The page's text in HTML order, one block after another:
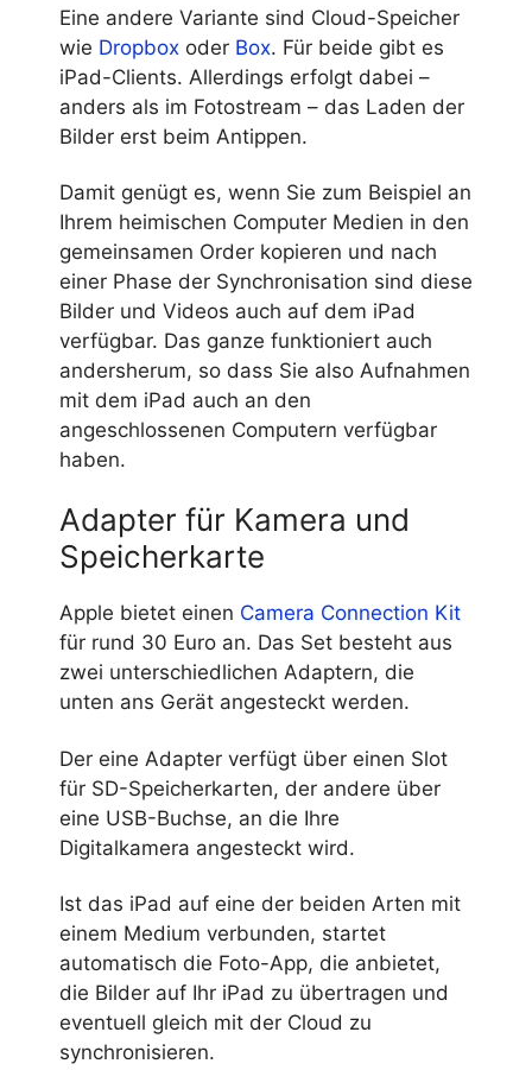
Eine andere Variante sind Cloud-Speicher
wie Dropbox oder Box. Für beide gibt es
iPad-Clients. Allerdings erfolgt dabei –
anders als im Fotostream – das Laden der
Bilder erst beim Antippen.
Damit genügt es, wenn Sie zum Beispiel an
Ihrem heimischen Computer Medien in den
gemeinsamen Order kopieren und nach
einer Phase der Synchronisation sind diese
Bilder und Videos auch auf dem iPad
verfügbar. Das ganze funktioniert auch
andersherum, so dass Sie also Aufnahmen
mit dem iPad auch an den
angeschlossenen Computern verfügbar
haben.
Adapter für Kamera und
Speicherkarte
Apple bietet einen Camera Connection Kit
für rund 30 Euro an. Das Set besteht aus
zwei unterschiedlichen Adaptern, die
unten ans Gerät angesteckt werden.
Der eine Adapter verfügt über einen Slot
für SD-Speicherkarten, der andere über
eine USB-Buchse, an die Ihre
Digitalkamera angesteckt wird.
Ist das iPad auf eine der beiden Arten mit
einem Medium verbunden, startet
automatisch die Foto-App, die anbietet,
die Bilder auf Ihr iPad zu übertragen und
eventuell gleich mit der Cloud zu
synchronisieren.